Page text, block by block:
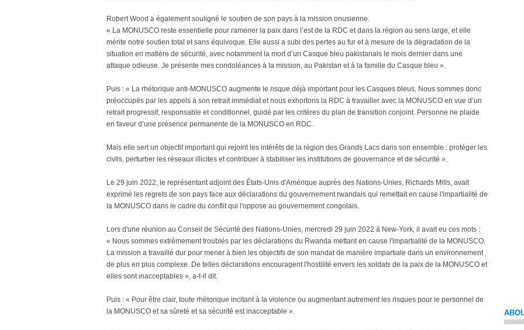
Robert Wood a également souligné le soutien de son pays à la mission onusienne.
« La MONUSCO reste essentielle pour ramener la paix dans l’est de la RDC et dans la région au sens large, et elle
mérite notre soutien total et sans équivoque. Elle aussi a subi des pertes au fur et à mesure de la dégradation de la
situation en matière de sécurité, avec notamment la mort d’un Casque bleu pakistanais le mois dernier dans une
attaque odieuse. Je présente mes condoléances à la mission, au Pakistan et à la famille du Casque bleu ».
Puis : « La rhétorique anti-MONUSCO augmente le risque déjà important pour les Casques bleus. Nous sommes donc
préoccupés par les appels à son retrait immédiat et nous exhortons la RDC à travailler avec la MONUSCO en vue d’un
retrait progressif, responsable et conditionnel, guidé par les critères du plan de transition conjoint. Personne ne plaide
en faveur d’une présence permanente de la MONUSCO en RDC.
Mais elle sert un objectif important qui rejoint les intérêts de la région des Grands Lacs dans son ensemble : protéger les
civils, perturber les réseaux illicites et contribuer à stabiliser les institutions de gouvernance et de sécurité ».
Le 29 juin 2022, le représentant adjoint des États-Unis d'Amérique auprès des Nations-Unies, Richards Mills, avait
exprimé les regrets de son pays face aux déclarations du gouvernement rwandais qui remettait en cause l'impartialité de
la MONUSCO dans le cadre du conflit qui l'oppose au gouvernement congolais.
Lors d'une réunion au Conseil de Sécurité des Nations-Unies, mercredi 29 juin 2022 à New-York, il avait eu ces mots :
« Nous sommes extrêmement troublés par les déclarations du Rwanda mettant en cause l'impartialité de la MONUSCO.
La mission a travaillé dur pour mener à bien les objectifs de son mandat de manière impartiale dans un environnement
de plus en plus complexe. De telles déclarations encouragent l'hostilité envers les soldats de la paix de la MONUSCO et
elles sont inacceptables », a-t-il dit.
Puis : « Pour être clair, toute rhétorique incitant à la violence ou augmentant autrement les risques pour le personnel de
la MONUSCO et sa sûreté et sa sécurité est inacceptable ».